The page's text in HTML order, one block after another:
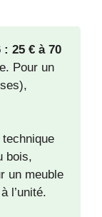
: 25 € à 70
Pour un
technique
bois,
un meuble
l’unité.